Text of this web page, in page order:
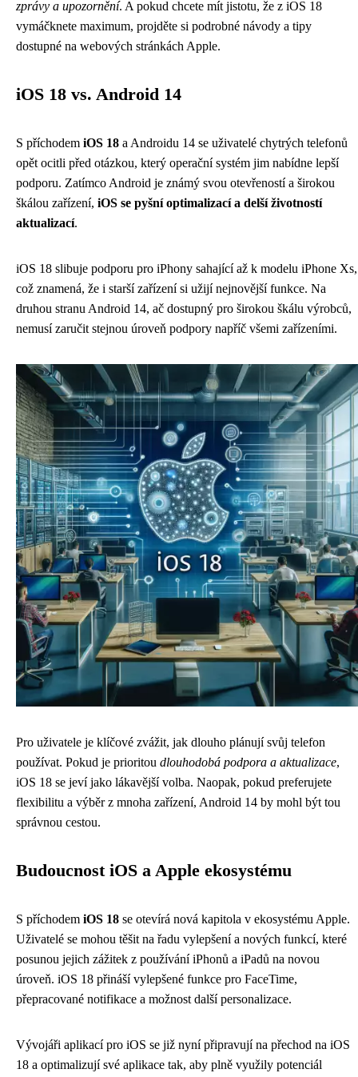
zprávy a upozornění. A pokud chcete mít jistotu, že z iOS 18
vymáčknete maximum, projděte si podrobné návody a tipy
dostupné na webových stránkách Apple.
iOS 18 vs. Android 14
S příchodem iOS 18 a Androidu 14 se uživatelé chytrých telefonů
opět ocitli před otázkou, který operační systém jim nabídne lepší
podporu. Zatímco Android je známý svou otevřeností a širokou
škálou zařízení, iOS se pyšní optimalizací a delší životností
aktualizací.
iOS 18 slibuje podporu pro iPhony sahající až k modelu iPhone Xs,
což znamená, že i starší zařízení si užijí nejnovější funkce. Na
druhou stranu Android 14, ač dostupný pro širokou škálu výrobců,
nemusí zaručit stejnou úroveň podpory napříč všemi zařízeními.
Pro uživatele je klíčové zvážit, jak dlouho plánují svůj telefon
používat. Pokud je prioritou dlouhodobá podpora a aktualizace,
iOS 18 se jeví jako lákavější volba. Naopak, pokud preferujete
flexibilitu a výběr z mnoha zařízení, Android 14 by mohl být tou
správnou cestou.
Budoucnost iOS a Apple ekosystému
S příchodem iOS 18 se otevírá nová kapitola v ekosystému Apple.
Uživatelé se mohou těšit na řadu vylepšení a nových funkcí, které
posunou jejich zážitek z používání iPhonů a iPadů na novou
úroveň. iOS 18 přináší vylepšené funkce pro FaceTime,
přepracované notifikace a možnost další personalizace.
Vývojáři aplikací pro iOS se již nyní připravují na přechod na iOS
18 a optimalizují své aplikace tak, aby plně využily potenciál